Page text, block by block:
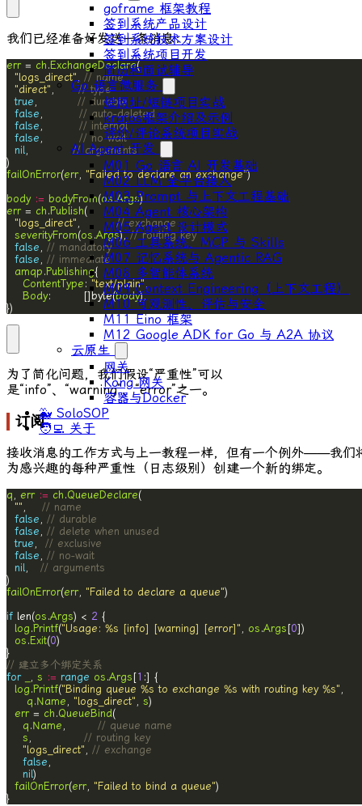
goframe 框架教程
签到系统产品设计
签到系统技术方案设计
签到系统项目开发
简历和面试辅导
Go 语言微服务
短网址/短链项目实战
kratos框架介绍及示例
评价/评论系统项目实战
AI Agent 开发
M01 Go 语言 AI 开发基础
M02 LLM 全平台接入
M03 Prompt 与上下文工程基础
M04 Agent 核心架构
M05 Agent 设计模式
M06 工具系统、MCP 与 Skills
M07 记忆系统与 Agentic RAG
M08 多智能体系统
M09 Context Engineering（上下文工程）
M10 可观测性、评估与安全
M11 Eino 框架
M12 Google ADK for Go 与 A2A 协议
云原生
网关
Kong 网关
容器与Docker
🐳 SoloSOP
🧑‍💻 关于
我们已经准备好发送一条消息：
err = ch .ExchangeDeclare
"logs_direct", // name
"direct" , // type
true , // durable
false , // auto-deleted
false , // internal
false , // no-wait
nil, // arguments
failOnError(err, "Failed to declare an exchange"
body := bodyFrom(os.Args
err = ch .Publish
"logs_direct" , // exchange
severityFrom(os .Args), // routing key
false , // mandatory
false , // immediate
amqp .Publishing
ContentType : "text/plain"
Body:        []byte(body
})
为了简化问题，我们假设“严重性”可以
是“info”、“warning”、“error”之一。
订阅
接收消息的工作方式与上一教程一样，但有一个例外——我们
为感兴趣的每种严重性（日志级别）创建一个新的绑定。
q , err := ch .QueueDeclare
"" , // name
false , // durable
false , // delete when unused
true , // exclusive
false , // no-wait
nil, // arguments
failOnError(err, "Failed to declare a queue"
if len(os .Args) < 2
log .Printf("Usage: %s [info] [warning] [error]" , os .Args [0
os .Exit(0
// 建立多个绑定关系
for
, s := range os .Args [1
log .Printf("Binding queue %s to exchange %s with routing key %s"
q .Name , "logs_direct" , s
err = ch .QueueBind
q .Name , // queue name
s , // routing key
"logs_direct" , // exchange
false
nil
failOnError(err, "Failed to bind a queue"
}